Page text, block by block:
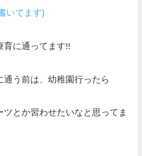
いてます)
育に通ってます!!
通う前は、幼稚園行ったら
ツとか習わせたいなと思ってま